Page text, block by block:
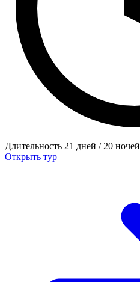
Длительность 21 дней / 20 ночей
Открыть тур